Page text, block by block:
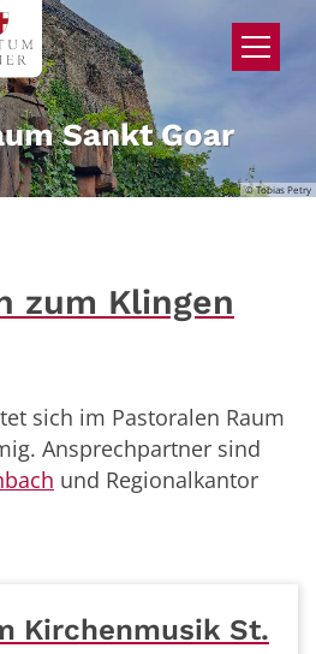
© Tobias Petry
Sankt Goar
zum Klingen
sich im Pastoralen Raum
Ansprechpartner sind
und Regionalkantor
Kirchenmusik St.